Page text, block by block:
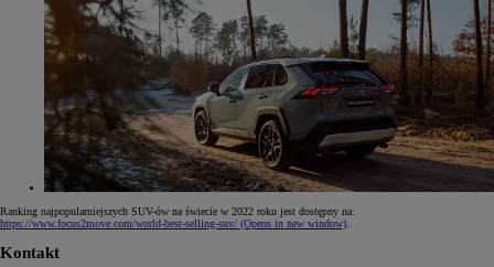
Ranking najpopularniejszych SUV-ów na świecie w 2022 roku jest dostępny na:
https://www.focus2move.com/world-best-selling-suv/ (Opens in new window)
Kontakt